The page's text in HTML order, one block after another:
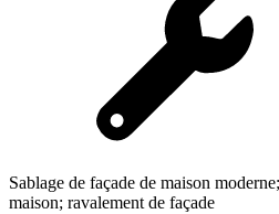
Sablage de façade de maison
maison; ravalement de façade